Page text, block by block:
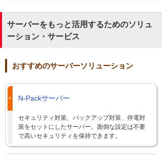
サーバーをもっと活用するためのソリュ
ーション・サービス
おすすめのサーバーソリューション
N-Packサーバー
セキュリティ対策、バックアップ対策、停電対
策をセットにしたサーバー。面倒な設定は不要
で高いセキュリティを保持できます。